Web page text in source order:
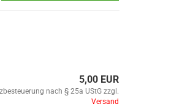
5,00 EUR
nach § 25a UStG zzgl.
Versand